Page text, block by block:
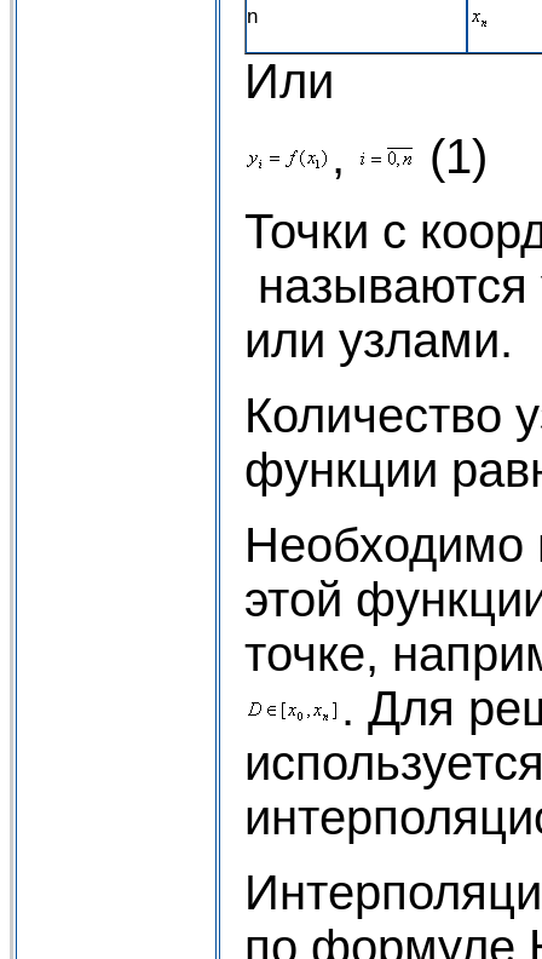
n
Или
,
(1)
Точки с
или узлами.
Количество
функции
Необходимо
этой
точке,
. Для
по формуле